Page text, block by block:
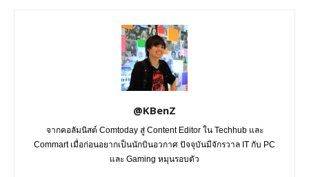
@KBenZ
จากคอลัมนิสต์ Comtoday สู่ Content Editor ใน Techhub และ
Commart เมื่อก่อนอยากเป็นนักบินอวกาศ ปัจจุบันมีจักรวาล IT กับ PC
และ Gaming หมุนรอบตัว